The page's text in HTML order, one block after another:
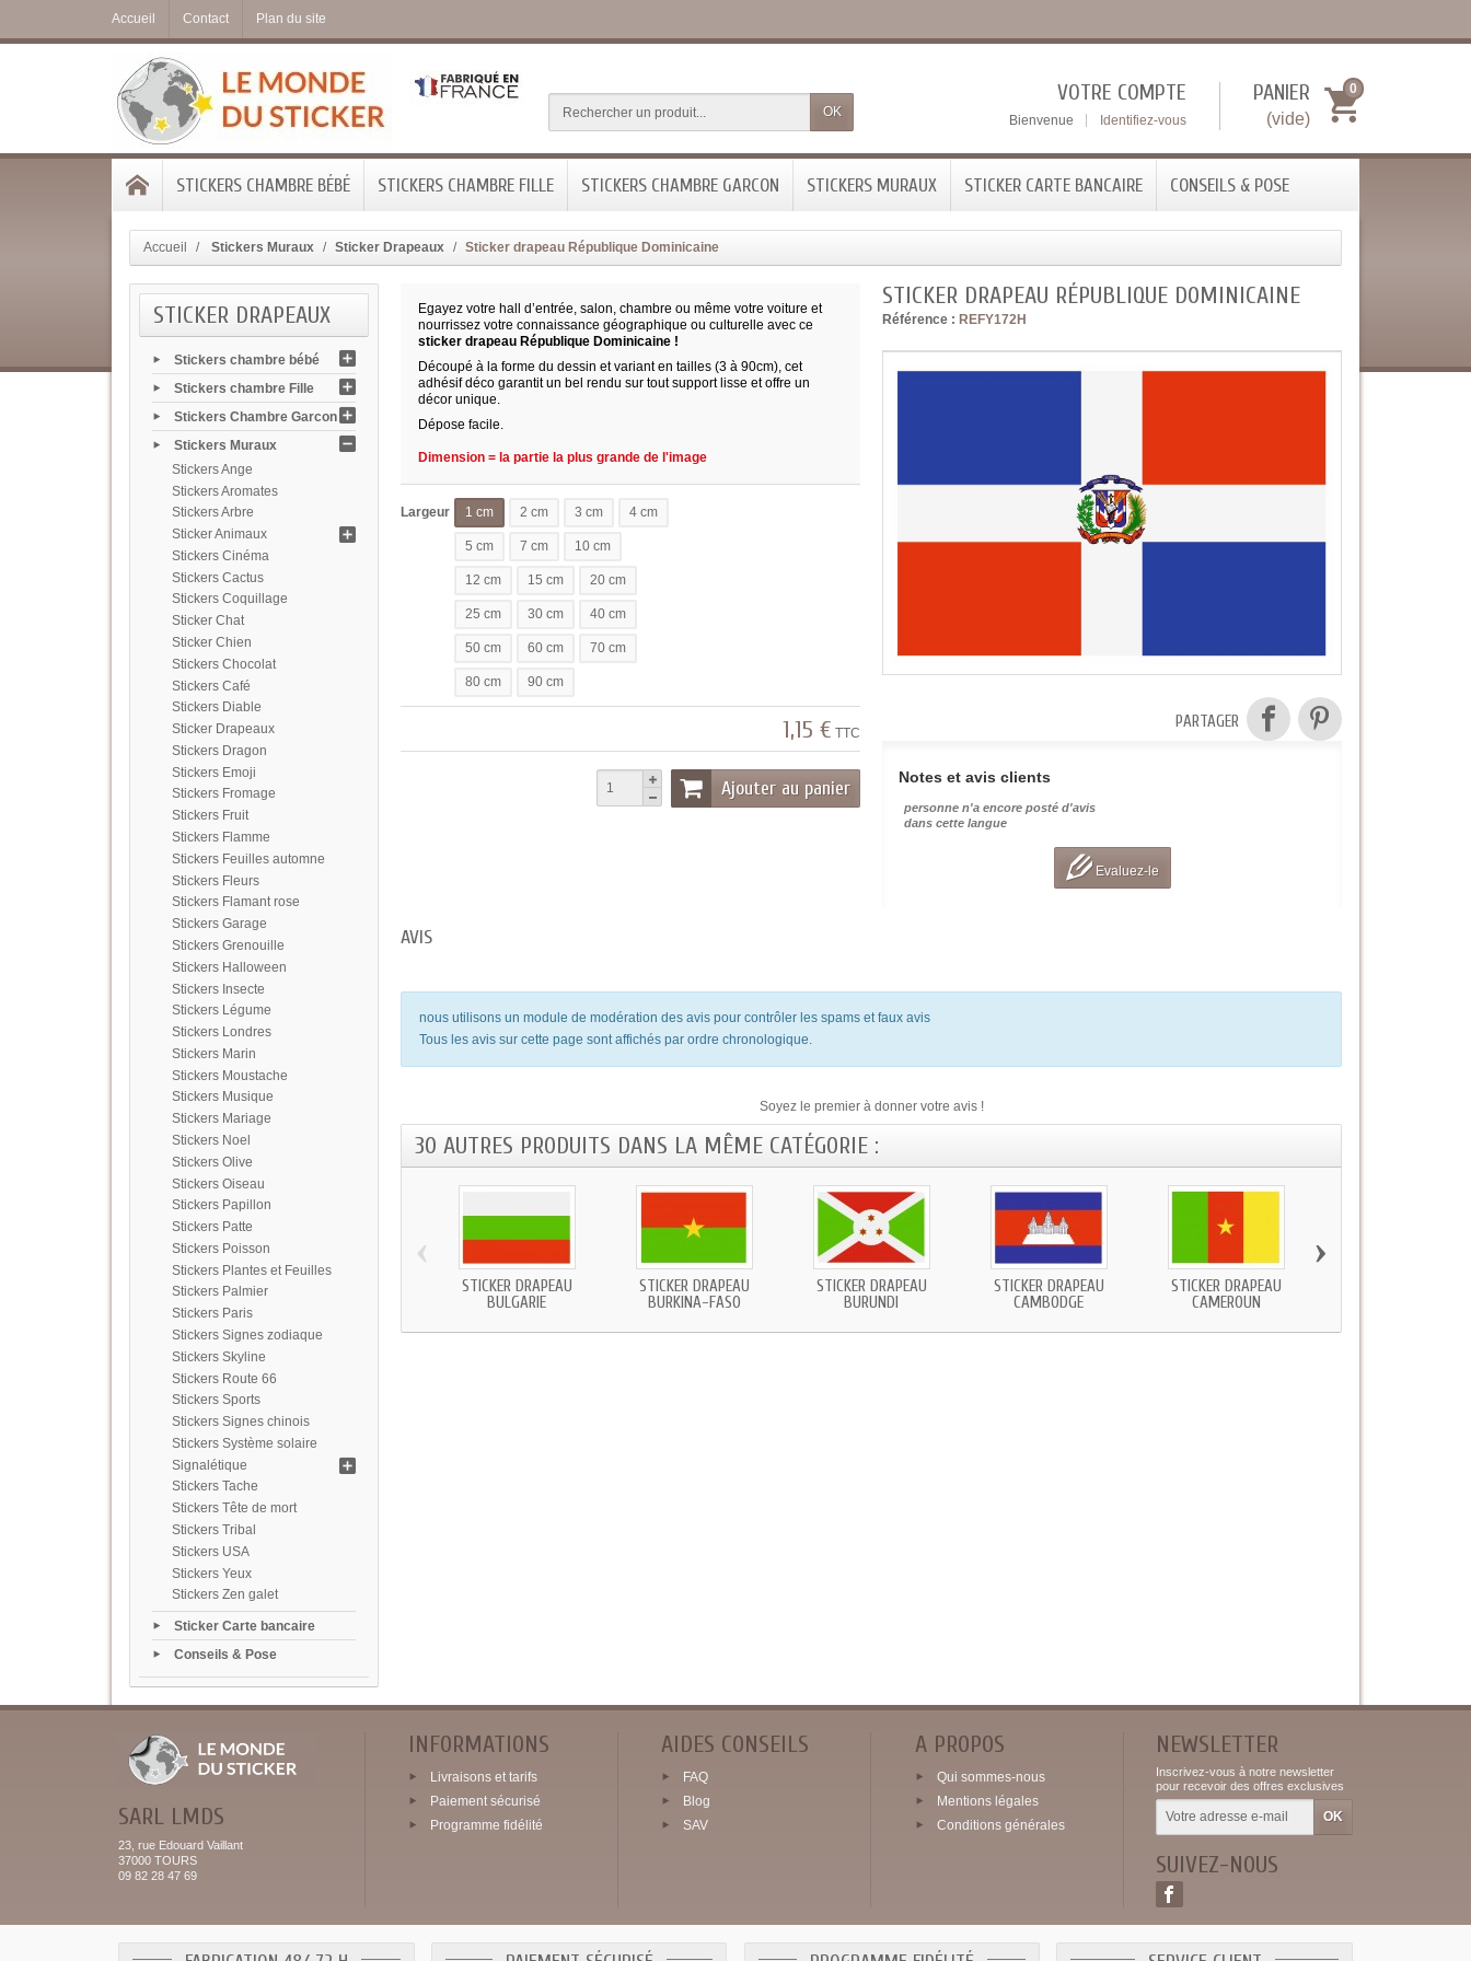
Accueil Contact Plan du site
OK
PANIER
(vide)
0
VOTRE COMPTE
Bienvenue Identifiez-vous
STICKERS CHAMBRE BÉBÉ STICKERS CHAMBRE FILLE STICKERS CHAMBRE GARCON STICKERS MURAUX STICKER CARTE BANCAIRE CONSEILS & POSE
Accueil Stickers Muraux Sticker Drapeaux Sticker drapeau République Dominicaine
STICKER DRAPEAUX
Stickers chambre bébé
Stickers chambre Fille
Stickers Chambre Garcon
Stickers Muraux
Stickers Ange
Stickers Aromates
Stickers Arbre
Sticker Animaux
Stickers Cinéma
Stickers Cactus
Stickers Coquillage
Sticker Chat
Sticker Chien
Stickers Chocolat
Stickers Café
Stickers Diable
Sticker Drapeaux
Stickers Dragon
Stickers Emoji
Stickers Fromage
Stickers Fruit
Stickers Flamme
Stickers Feuilles automne
Stickers Fleurs
Stickers Flamant rose
Stickers Garage
Stickers Grenouille
Stickers Halloween
Stickers Insecte
Stickers Légume
Stickers Londres
Stickers Marin
Stickers Moustache
Stickers Musique
Stickers Mariage
Stickers Noel
Stickers Olive
Stickers Oiseau
Stickers Papillon
Stickers Patte
Stickers Poisson
Stickers Plantes et Feuilles
Stickers Palmier
Stickers Paris
Stickers Signes zodiaque
Stickers Skyline
Stickers Route 66
Stickers Sports
Stickers Signes chinois
Stickers Système solaire
Signalétique
Stickers Tache
Stickers Tête de mort
Stickers Tribal
Stickers USA
Stickers Yeux
Stickers Zen galet
Sticker Carte bancaire
Conseils & Pose
STICKER DRAPEAU RÉPUBLIQUE DOMINICAINE
Référence : REFY172H
PARTAGER
Notes et avis clients
personne n'a encore posté d'avis
dans cette langue
Evaluez-le
Egayez votre hall d’entrée, salon, chambre ou même votre voiture et
nourrissez votre connaissance géographique ou culturelle avec ce
sticker drapeau République Dominicaine !
Découpé à la forme du dessin et variant en tailles (3 à 90cm), cet
adhésif déco garantit un bel rendu sur tout support lisse et offre un
décor unique.
Dépose facile.
Dimension = la partie la plus grande de l'image
Largeur 1 cm 2 cm 3 cm 4 cm
5 cm 7 cm 10 cm
12 cm 15 cm 20 cm
25 cm 30 cm 40 cm
50 cm 60 cm 70 cm
80 cm 90 cm
1,15 € TTC
Ajouter au panier
AVIS
nous utilisons un module de modération des avis pour contrôler les spams et faux avis
Tous les avis sur cette page sont affichés par ordre chronologique.
Soyez le premier à donner votre avis !
30 AUTRES PRODUITS DANS LA MÊME CATÉGORIE :
STICKER DRAPEAU
BULGARIE
STICKER DRAPEAU
BURKINA-FASO
STICKER DRAPEAU
BURUNDI
STICKER DRAPEAU
CAMBODGE
STICKER DRAPEAU
CAMEROUN
‹ ›
SARL LMDS
23, rue Edouard Vaillant
37000 TOURS
09 82 28 47 69
INFORMATIONS
Livraisons et tarifs
Paiement sécurisé
Programme fidélité
AIDES CONSEILS
FAQ
Blog
SAV
A PROPOS
Qui sommes-nous
Mentions légales
Conditions générales
NEWSLETTER
Inscrivez-vous à notre newsletter
pour recevoir des offres exclusives
SUIVEZ-NOUS